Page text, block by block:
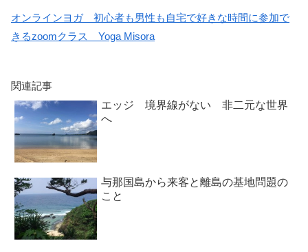
オンラインヨガ 初心者も男性も自宅で好きな時間に参加で
きるzoomクラス Yoga Misora
関連記事
エッジ 境界線がない 非二元な世界
へ
与那国島から来客と離島の基地問題の
こと